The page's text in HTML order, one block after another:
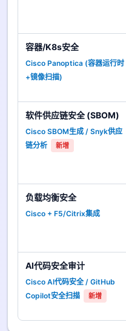
容器/K8s安全
Cisco Panoptica (容器运行时
+镜像扫描)
软件供应链安全 (SBOM)
Cisco SBOM生成 / Snyk供应
链分析
新增
负载均衡安全
Cisco + F5/Citrix集成
AI代码安全审计
Cisco AI代码安全 / GitHub
Copilot安全扫描
新增